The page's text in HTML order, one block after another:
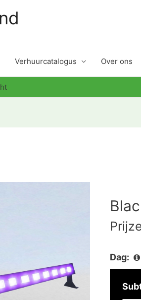
Verhuurcatalogus Over ons
Dag: